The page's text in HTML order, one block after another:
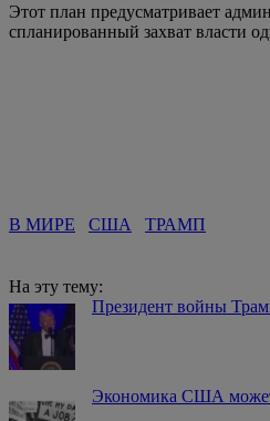
Этот план предусматривает
спланированный захват власти
В МИРЕ США ТРАМП
На эту тему:
Президент войны
Экономика США может